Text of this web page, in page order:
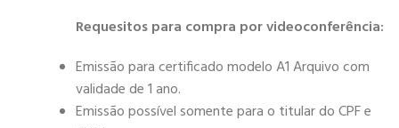
Requesitos para compra por videoconferência:
Emissão para certificado modelo A1 Arquivo com
validade de 1 ano.
Emissão possível somente para o titular do CPF e